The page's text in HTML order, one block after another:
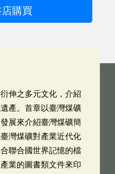
購買
伸之多元文化，介紹
產。首章以臺灣煤礦
展來介紹臺灣煤礦簡
灣煤礦對產業近代化
聯合國世界記憶的檔
業的圖書類文件來印